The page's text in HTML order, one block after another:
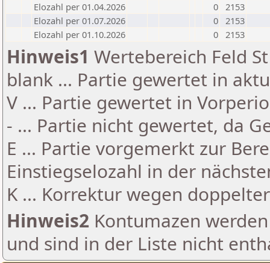
Elozahl per 01.04.2026
0 2153
Elozahl per 01.07.2026
0 2153
Elozahl per 01.10.2026
0 2153
Hinweis1 Wertebereich Feld
blank ... Partie gewertet in
V ... Partie gewertet in
- ... Partie nicht gewertet, da
E ... Partie vorgemerkt zur
Einstiegselozahl in der
K ... Korrektur wegen
Hinweis2 Kontumazen
und sind in der Liste nicht